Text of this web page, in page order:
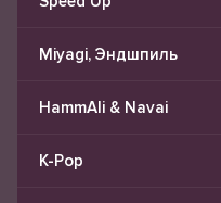
Miyagi, Эндшпиль
HammAli & Navai
K-Pop